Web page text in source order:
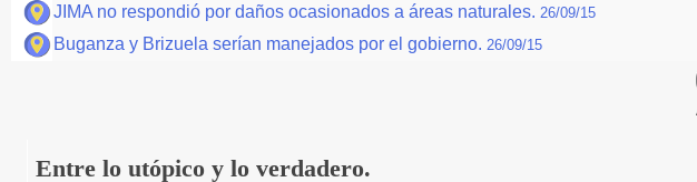
JIMA no respondió por daños ocasionados a áreas naturales. 26/09/15
Buganza y Brizuela serían manejados por el gobierno. 26/09/15
Entre lo utópico y lo verdadero.